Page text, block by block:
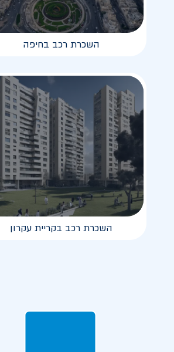
השכרת רכב בחיפה
השכרת רכב בקריית עקרון